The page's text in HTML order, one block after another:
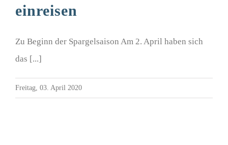
einreisen
Zu Beginn der Spargelsaison Am 2. April haben sich
das [...]
Freitag, 03. April 2020